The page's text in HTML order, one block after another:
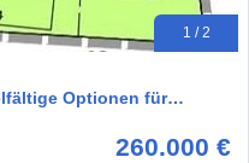
1 / 2
Optionen für…
260.000 €